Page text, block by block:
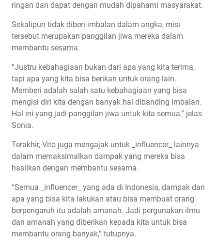
ringan dan dapat dengan mudah dipahami masyarakat.
Sekalipun tidak diberi imbalan dalam angka, misi
tersebut merupakan panggilan jiwa mereka dalam
membantu sesama.
“Justru kebahagiaan bukan dari apa yang kita terima,
tapi apa yang kita bisa berikan untuk orang lain.
Memberi adalah salah satu kebahagiaan yang bisa
mengisi diri kita dengan banyak hal dibanding imbalan.
Hal ini yang jadi panggilan jiwa untuk kita semua,” jelas
Sonia.
Terakhir, Vito juga mengajak untuk _influencer_ lainnya
dalam memaksimalkan dampak yang mereka bisa
hasilkan dengan membantu sesama.
“Semua _influencer_ yang ada di Indonesia, dampak dan
apa yang bisa kita lakukan atau bisa membuat orang
berpengaruh itu adalah amanah. Jadi pergunakan ilmu
dan amanah yang diberikan kepada kita untuk bisa
membantu orang banyak,” tutupnya.